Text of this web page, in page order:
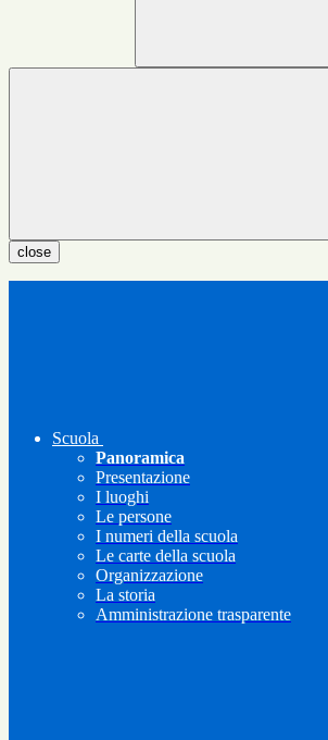
close
Scuola
Panoramica
Presentazione
I luoghi
Le persone
I numeri della scuola
Le carte della scuola
Organizzazione
La storia
Amministrazione trasparente